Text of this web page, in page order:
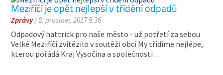
Meziříčí je opět nejlepší v třídění odpadů
Zprávy/ 8. prosinec 2017 9:36
Odpadový hattrick pro naše město - už potřetí za sebou
Velké Meziříčí zvítězilo v soutěži obcí My třídíme nejlépe,
kterou pořádá Kraj Vysočina a společnosti…